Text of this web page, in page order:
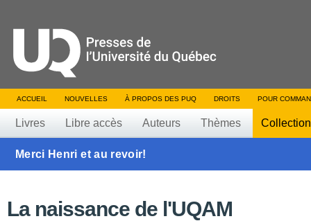
ACCUEIL NOUVELLES À PROPOS DES PUQ DROITS POUR
Livres Libre accès Auteurs Thèmes
Merci Henri et au revoir!
La naissance de l'UQAM